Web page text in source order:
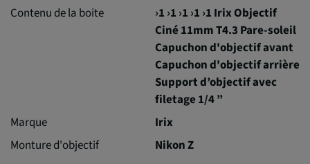
Contenu de la boite
›1 ›1 ›1 ›1 ›1 Irix Objectif
Ciné 11mm T4.3 Pare-soleil
Capuchon d'objectif avant
Capuchon d'objectif arrière
Support d’objectif avec
filetage 1/4 ”
Marque
Irix
Monture d'objectif
Nikon Z